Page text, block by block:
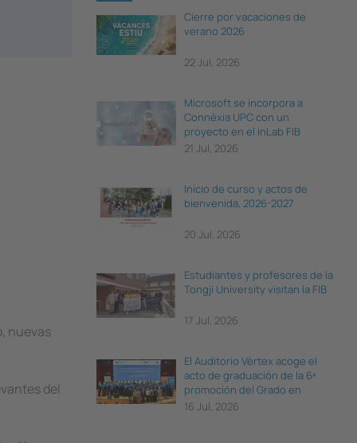
nuevas
del
Cierre por vacaciones de
verano 2026
22 Jul, 2026
Microsoft se incorpora a
Connèxia UPC con un
proyecto en el inLab FIB
21 Jul, 2026
Inicio de curso y actos de
bienvenida, 2026-2027
20 Jul, 2026
Estudiantes y profesores de la
Tongji University visitan la FIB
17 Jul, 2026
El Auditorio Vèrtex acoge el
acto de graduación de la 6ª
promoción del Grado en
Ciencia e Ingeniería de Datos
16 Jul, 2026